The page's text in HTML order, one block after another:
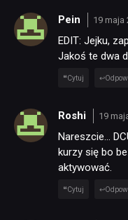
Pein 19 maja
EDIT: Jejku,
Jakoś te dwa
Cytuj
Roshi 19
Nareszcie…
kurzy się bo
aktywować.
Cytuj